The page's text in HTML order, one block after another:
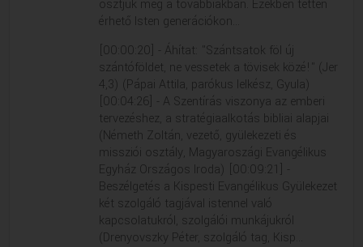
osztjuk meg a továbbiakban. Ezekben tetten
érhető Isten generációkon...
[00:00:20] - Áhítat: "Szántsatok föl új
szántóföldet, ne vessetek a tövisek közé!" (Jer
4,3) (Pápai Attila, parókus lelkész, Gyula)
[00:04:26] - A Szentírás viszonya az emberi
tervezéshez, a stratégiaalkotás bibliai alapjai
(Németh Zoltán, vezető, gyülekezeti és
missziói osztály, Magyaroszági Evangélikus
Egyház Országos Iroda) [00:09:21] -
Beszélgetés a Kispesti Evangélikus Gyülekezet
két szolgáló tagjával istennel való
kapcsolatukról, szolgálói munkájukról
(Drenyovszky Péter, szolgáló tag, Kisp...